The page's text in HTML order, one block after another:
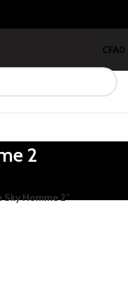
CFA0
2
Homme 2”